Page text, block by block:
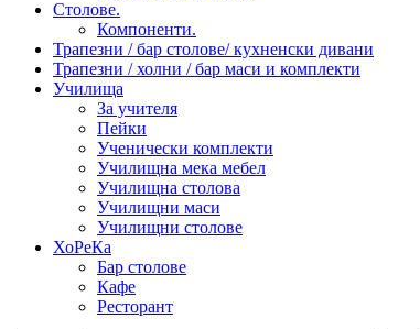
Столове.
Компоненти.
Трапезни / бар столове/ кухненски дивани
Трапезни / холни / бар маси и комплекти
Училища
За учителя
Пейки
Ученически комплекти
Училищна мека мебел
Училищна столова
Училищни маси
Училищни столове
ХоРеКа
Бар столове
Кафе
Ресторант